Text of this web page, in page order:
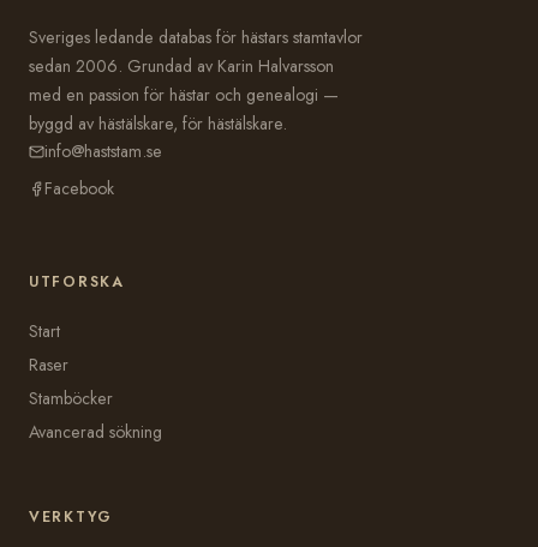
Sveriges ledande databas för hästars stamtavlor
sedan 2006. Grundad av Karin Halvarsson
med en passion för hästar och genealogi —
byggd av hästälskare, för hästälskare.
info@haststam.se
Facebook
UTFORSKA
Start
Raser
Stamböcker
Avancerad sökning
VERKTYG